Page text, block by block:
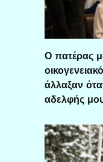
Ο πατέρας
άλλαξαν
αδελφής